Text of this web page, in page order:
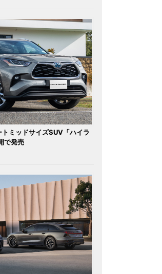
ミッドサイズSUV「ハイラ
で発売